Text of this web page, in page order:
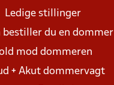
Ledige stillinger
bestiller du en dommer
mod dommeren
+ Akut dommervagt